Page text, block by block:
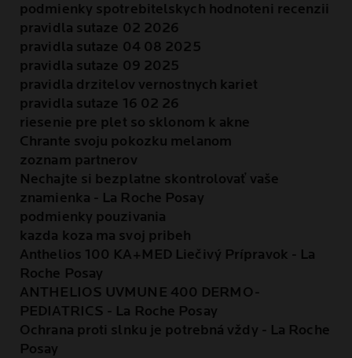
podmienky spotrebitelskych hodnoteni recenzii
pravidla sutaze 02 2026
pravidla sutaze 04 08 2025
pravidla sutaze 09 2025
pravidla drzitelov vernostnych kariet
pravidla sutaze 16 02 26
riesenie pre plet so sklonom k akne
Chrante svoju pokozku melanom
zoznam partnerov
Nechajte si bezplatne skontrolovať vaše
znamienka - La Roche Posay
podmienky pouzivania
kazda koza ma svoj pribeh
Anthelios 100 KA+MED Liečivý Prípravok - La
Roche Posay
ANTHELIOS UVMUNE 400 DERMO-
PEDIATRICS - La Roche Posay
Ochrana proti slnku je potrebná vždy - La Roche
Posay